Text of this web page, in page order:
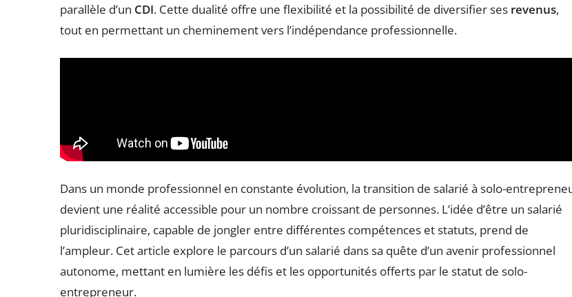
parallèle d’un CDI. Cette dualité offre une flexibilité et la possibilité de diversifier ses revenus,
tout en permettant un cheminement vers l’indépendance professionnelle.
Dans un monde professionnel en constante évolution, la transition de salarié à solo-
devient une réalité accessible pour un nombre croissant de personnes. L’idée d’être un salarié
pluridisciplinaire, capable de jongler entre différentes compétences et statuts, prend de
l’ampleur. Cet article explore le parcours d’un salarié dans sa quête d’un avenir professionnel
autonome, mettant en lumière les défis et les opportunités offerts par le statut de solo-
entrepreneur.